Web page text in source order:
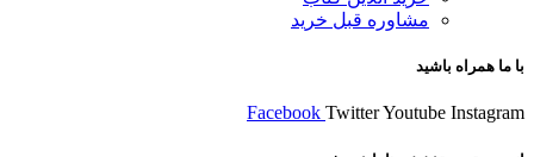
مشاوره قبل خرید
با ما همراه باشید
Facebook TwitterYoutube Instagram